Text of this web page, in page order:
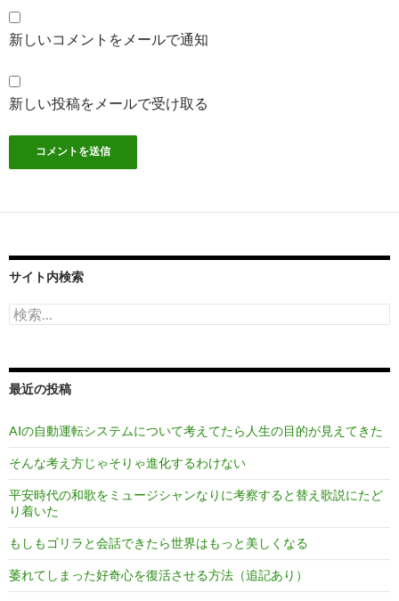
新しいコメントをメールで通知
新しい投稿をメールで受け取る
サイト内検索
検
索:
最近の投稿
AIの自動運転システムについて考えてたら人生の目的が見えてきた
そんな考え方じゃそりゃ進化するわけない
平安時代の和歌をミュージシャンなりに考察すると替え歌説にたど
り着いた
もしもゴリラと会話できたら世界はもっと美しくなる
萎れてしまった好奇心を復活させる方法（追記あり）